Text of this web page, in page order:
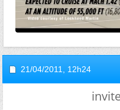
21/04/2011, 12h24